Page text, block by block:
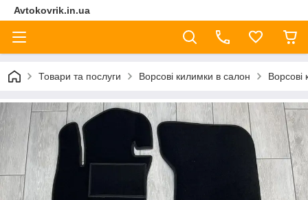
Avtokovrik.in.ua
Товари та послуги Ворсові килимки в салон